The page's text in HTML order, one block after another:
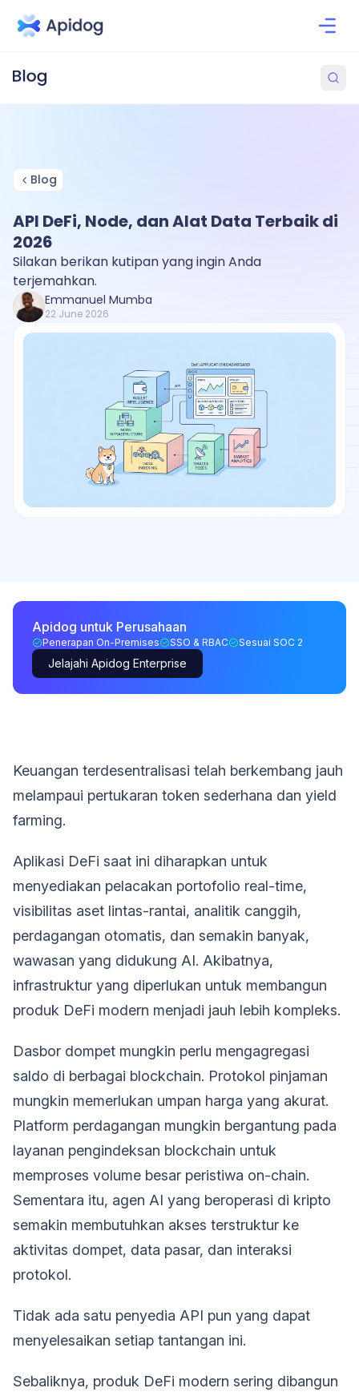
Blog
API DeFi, Node, dan Alat Data Terbaik di
2026
Silakan berikan kutipan yang ingin Anda
terjemahkan.
Emmanuel Mumba
22 June 2026
Apidog untuk Perusahaan
Penerapan On-Premises SSO & RBAC Sesuai SOC 2
Jelajahi Apidog Enterprise
Keuangan terdesentralisasi telah berkembang jauh
melampaui pertukaran token sederhana dan yield
farming.
Aplikasi DeFi saat ini diharapkan untuk
menyediakan pelacakan portofolio real-time,
visibilitas aset lintas-rantai, analitik canggih,
perdagangan otomatis, dan semakin banyak,
wawasan yang didukung AI. Akibatnya,
infrastruktur yang diperlukan untuk membangun
produk DeFi modern menjadi jauh lebih kompleks.
Dasbor dompet mungkin perlu mengagregasi
saldo di berbagai blockchain. Protokol pinjaman
mungkin memerlukan umpan harga yang akurat.
Platform perdagangan mungkin bergantung pada
layanan pengindeksan blockchain untuk
memproses volume besar peristiwa on-chain.
Sementara itu, agen AI yang beroperasi di kripto
semakin membutuhkan akses terstruktur ke
aktivitas dompet, data pasar, dan interaksi
protokol.
Tidak ada satu penyedia API pun yang dapat
menyelesaikan setiap tantangan ini.
Sebaliknya, produk DeFi modern sering dibangun